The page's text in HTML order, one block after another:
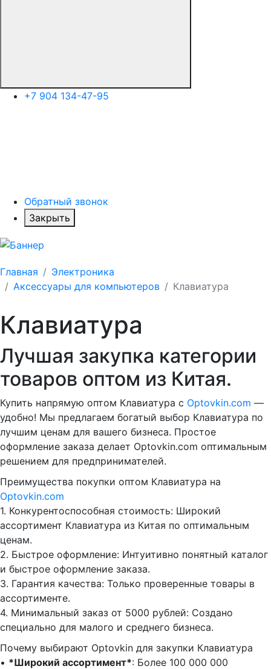
+7 904 134-47-95
Обратный звонок
Закрыть
Главная
Электроника
Аксессуары для компьютеров
Клавиатура
Клавиатура
Лучшая закупка категории
товаров оптом из Китая.
Купить напрямую оптом Клавиатура с Optovkin.com —
удобно! Мы предлагаем богатый выбор Клавиатура по
лучшим ценам для вашего бизнеса. Простое
оформление заказа делает Optovkin.com оптимальным
решением для предпринимателей.
Преимущества покупки оптом Клавиатура на
Optovkin.com
1.⁠ ⁠Конкурентоспособная стоимость: Широкий
ассортимент Клавиатура из Китая по оптимальным
ценам.
2.⁠ ⁠Быстрое оформление: Интуитивно понятный каталог
и быстрое оформление заказа.
3.⁠ ⁠Гарантия качества: Только проверенные товары в
ассортименте.
4.⁠ ⁠Минимальный заказ от 5000 рублей: Создано
специально для малого и среднего бизнеса.
Почему выбирают Optovkin для закупки Клавиатура
•⁠ ⁠ *Широкий ассортимент*: Более 100 000 000